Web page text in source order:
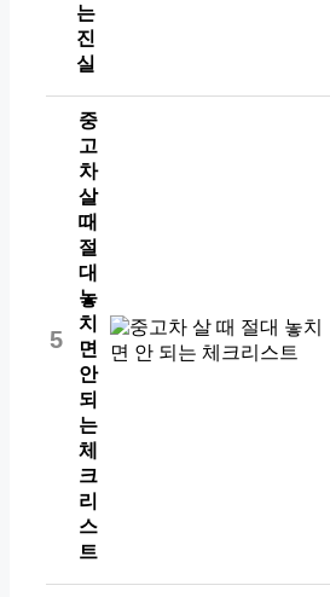
는
진
실
5
중
고
차
살
때
절
대
놓
치
면
안
되
는
체
크
리
스
트